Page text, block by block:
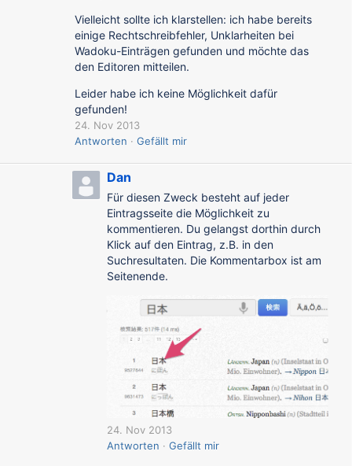
Vielleicht sollte ich klarstellen: ich habe bereits
einige Rechtschreibfehler, Unklarheiten bei
Wadoku-Einträgen gefunden und möchte das
den Editoren mitteilen.
Leider habe ich keine Möglichkeit dafür
gefunden!
24. Nov 2013
Antworten
Gefällt mir
Dan
Für diesen Zweck besteht auf jeder
Eintragsseite die Möglichkeit zu
kommentieren. Du gelangst dorthin durch
Klick auf den Eintrag, z.B. in den
Suchresultaten. Die Kommentarbox ist am
Seitenende.
24. Nov 2013
Antworten
Gefällt mir